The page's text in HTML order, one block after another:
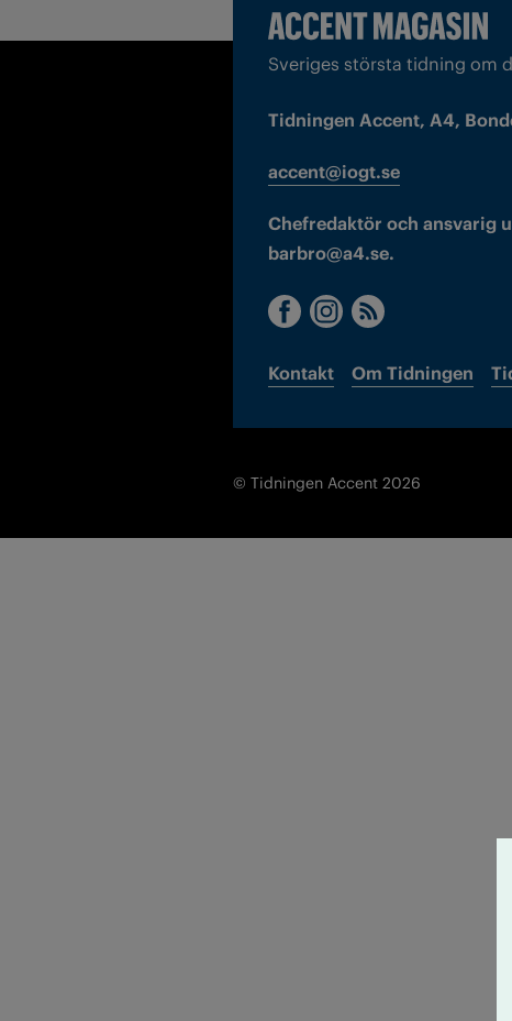
Sveriges största tidning om
Tidningen Accent, A4,
accent@iogt.se
Chefredaktör och ansvarig
barbro@a4.se.
Kontakt Om Tidningen
© Tidningen Accent 2026